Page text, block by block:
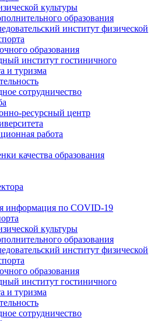
культуры
образования
институт физической
образования
институт гостиничного
и туризма
сотрудничество
ресурсный центр
работа
качества образования
информация по COVID-19
культуры
образования
институт физической
образования
институт гостиничного
и туризма
сотрудничество